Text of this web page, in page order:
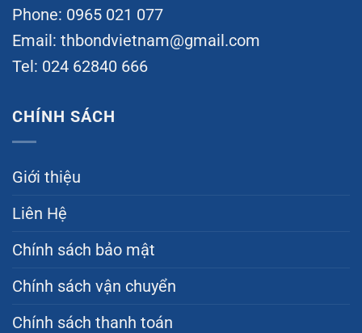
Phone: 0965 021 077
Email: thbondvietnam@gmail.com
Tel: 024 62840 666
CHÍNH SÁCH
Giới thiệu
Liên Hệ
Chính sách bảo mật
Chính sách vận chuyển
Chính sách thanh toán